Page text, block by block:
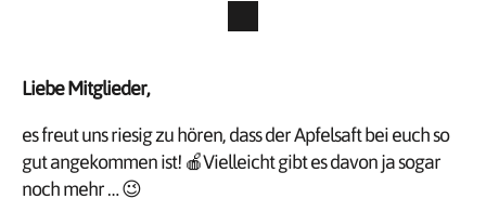
Liebe Mitglieder,
es freut uns riesig zu hören, dass der Apfelsaft bei euch so
gut angekommen ist! 🍎Vielleicht gibt es davon ja sogar
noch mehr … 😉